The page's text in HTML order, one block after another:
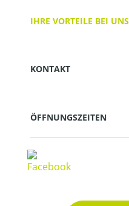
IHRE VORTEILE BEI UNS
KONTAKT
ÖFFNUNGSZEITEN